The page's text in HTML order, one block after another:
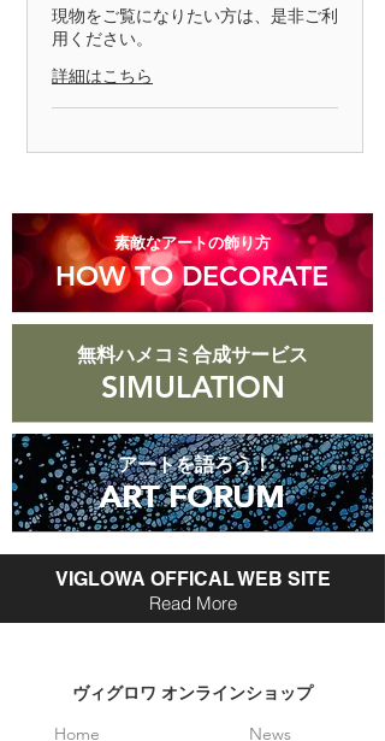
◎お客様の責任で、キズや汚れが生じ
た商品、商品到着後8日以上経過した
商品についての返品はお受けできませ
んのでご了承ください。
現物をご覧になりたい方は、是非ご利
用ください。
詳細はこちら
​素敵なアートの飾り方
HOW TO DECORATE
無料ハメコミ合成サービス
SIMULATION
アートを語ろう！
ART FORUM
ART FORUM
VIGLOWA OFFICAL WEB SITE
Read More
​ヴィグロワ オンラインショップ
Home
News